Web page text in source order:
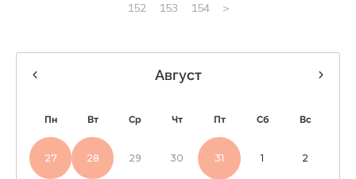
152
153 154 >
Август
Пн Вт Ср Чт Пт Сб Вс
27 28 29 30 31 1 2